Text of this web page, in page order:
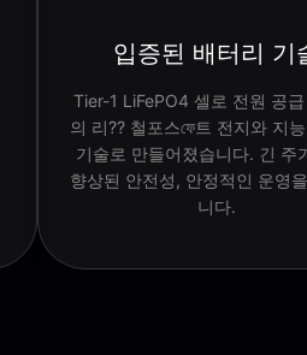
입증된 배터리 기
Tier-1 LiFePO4 셀로 전원 공
의 리?? 철포스ফে트 전지와 지
기술로 만들어졌습니다. 긴 주
향상된 안전성, 안정적인 운영
니다.